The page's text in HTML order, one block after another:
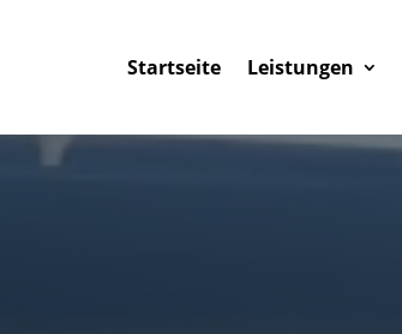
Startseite Leistungen